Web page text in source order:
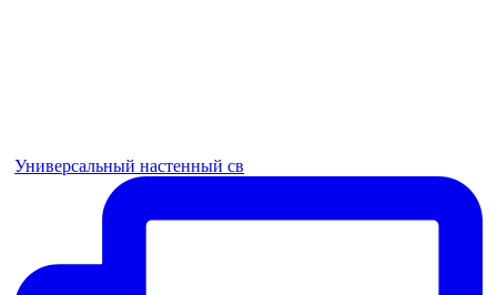
Универсальный настенный св